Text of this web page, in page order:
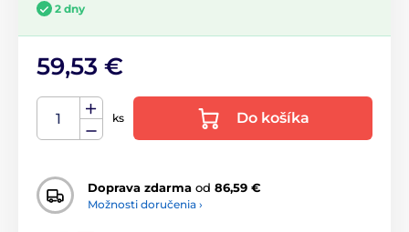
2 dny
59,53 €
ks Do košíka
Doprava zdarma od 86,59 €
Možnosti doručenia ›